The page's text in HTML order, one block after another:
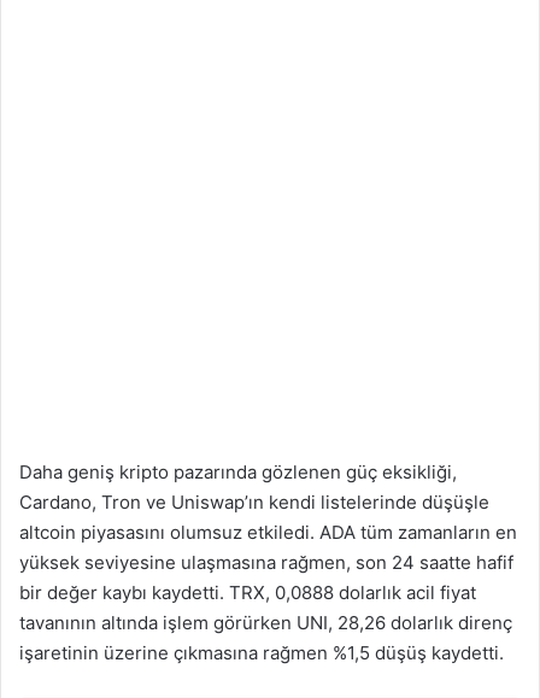
Daha geniş kripto pazarında gözlenen güç eksikliği,
Cardano, Tron ve Uniswap’ın kendi listelerinde düşüşle
altcoin piyasasını olumsuz etkiledi. ADA tüm zamanların en
yüksek seviyesine ulaşmasına rağmen, son 24 saatte hafif
bir değer kaybı kaydetti. TRX, 0,0888 dolarlık acil fiyat
tavanının altında işlem görürken UNI, 28,26 dolarlık direnç
işaretinin üzerine çıkmasına rağmen %1,5 düşüş kaydetti.